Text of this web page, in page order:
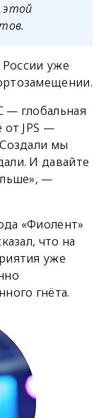
этой
уже
— глобальная
от JPS —
мы
И давайте
—
«Фиолент»
что на
уже
гнёта.